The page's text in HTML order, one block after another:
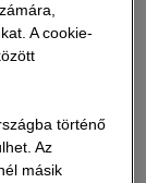
módon
a
-
információk
A cookie-
történő
Az
másik